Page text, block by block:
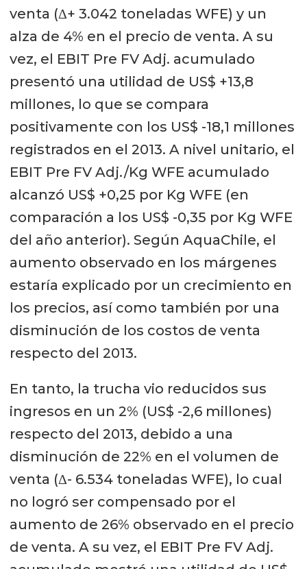
venta (Δ+ 3.042 toneladas WFE) y un
alza de 4% en el precio de venta. A su
vez, el EBIT Pre FV Adj. acumulado
presentó una utilidad de US$ +13,8
millones, lo que se compara
positivamente con los US$ -18,1 millones
registrados en el 2013. A nivel unitario, el
EBIT Pre FV Adj./Kg WFE acumulado
alcanzó US$ +0,25 por Kg WFE (en
comparación a los US$ -0,35 por Kg WFE
del año anterior). Según AquaChile, el
aumento observado en los márgenes
estaría explicado por un crecimiento en
los precios, así como también por una
disminución de los costos de venta
respecto del 2013.
En tanto, la trucha vio reducidos sus
ingresos en un 2% (US$ -2,6 millones)
respecto del 2013, debido a una
disminución de 22% en el volumen de
venta (Δ- 6.534 toneladas WFE), lo cual
no logró ser compensado por el
aumento de 26% observado en el precio
de venta. A su vez, el EBIT Pre FV Adj.